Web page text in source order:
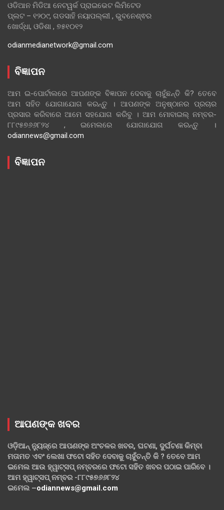
ଓଡିଆନ ମିଡିଆ ନେଟୱର୍କ ପ୍ରାଇଭେଟ ଲିମିଟେଡ
ପ୍ଲଟ – ୧୨୦୯, ଗଡସାହି ନୟାପଲ୍ଲୀ , ଭୁବନେଶ୍ଵର
ଖୋର୍ଦ୍ଧା, ଓଡିଶା , ୭୫୧୦୧୨
odianmedianetwork@gmail.com
ବିଜ୍ଞାପନ
ଆମ ଇ-ପୋର୍ଟାଲରେ ଆପଣଙ୍କ ବିଜ୍ଞାପନ ଦେବାକୁ ଚାହୁଁଛନ୍ତି କି? ତେବେ
ଆମ ସହିତ ଯୋଗାଯୋଗ କରନ୍ତୁ । ଆପଣଙ୍କ ଅନୁଷ୍ଠାନର ପ୍ରଚାର
ପ୍ରସାର କରିବାରେ ଆମେ ସହଯୋଗ କରିବୁ । ଆମ ମୋବାଇଲ୍ ନମ୍ବର-
୮୮୯୫୭୬୬୮୨୪ , ଇମେଲରେ ଯୋଗାଯୋଗ କରନ୍ତୁ ।
odiannews@gmail.com
ବିଜ୍ଞାପନ
ଆପଣଙ୍କ ଖବର
ଓଡ଼ିଆନ୍ ନ୍ୟୁଜ୍‌ରେ ଆପଣଙ୍କ ଅଂଚଳର ଖବର, ଘଟଣା, ଦୁର୍ଘଟଣା କିମ୍ବା
ମତାମତ ଏବଂ ଲେଖା ଫଟୋ ସହିତ ଦେବାକୁ ଚାହୁଁଚନ୍ତି କି ? ତେବେ ଆମ
ଇମେଲ ଆଉ ହ୍ୱାଟ୍‌ସପ୍ ନମ୍ବରରେ ଫଟୋ ସହିତ ଖବର ପଠାଇ ପାରିବେ ।
ଆମ ହ୍ୱାଟ୍‌ସପ୍ ନମ୍ବର -୮୮୯୫୭୬୬୮୨୪
ଇମେଲ –odiannews@gmail.com